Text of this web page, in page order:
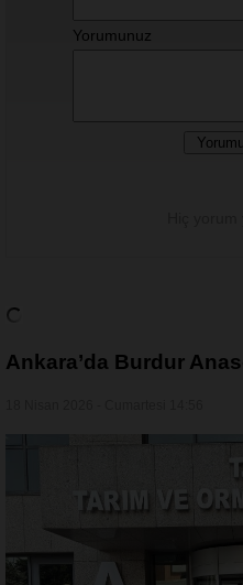
Yorumunuz
Ankara’da Burdur